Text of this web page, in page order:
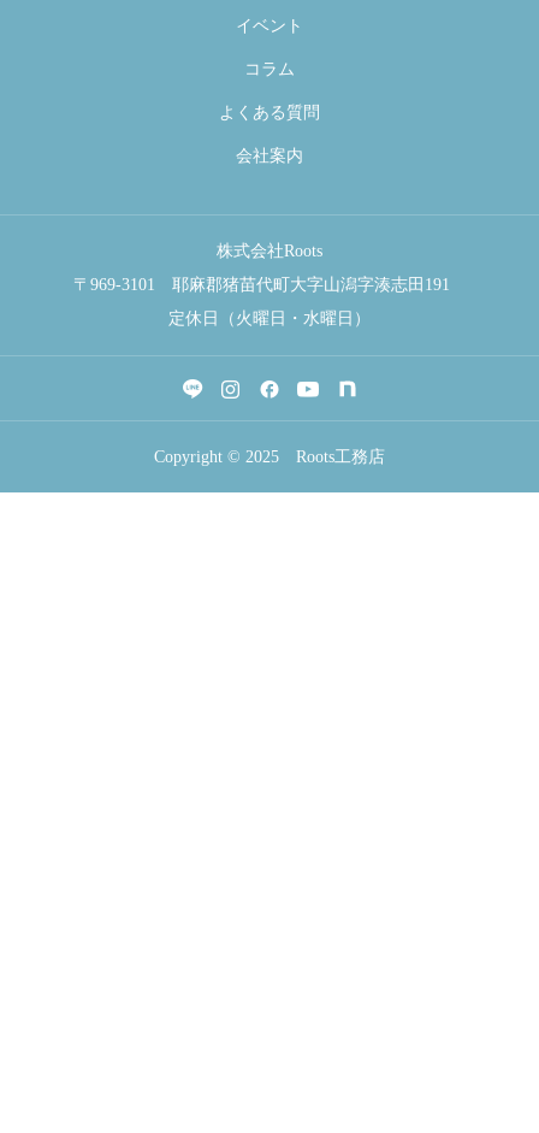
イベント
コラム
よくある質問
会社案内
株式会社Roots
〒969-3101 耶麻郡猪苗代町大字山潟字湊志田191
定休日（火曜日・水曜日）
Copyright © 2025 Roots工務店